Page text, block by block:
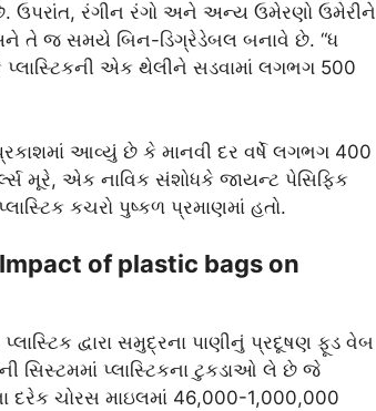
ઉપરાંત, રંગીન રંગો અને અન્ય ઉમેરણો ઉમેરીને
તે જ સમયે બિન-ડિગ્રેડેબલ બનાવે છે. “ધ
એક થેલીને સડવામાં લગભગ 500
આવ્યું છે કે માનવી દર વર્ષે લગભગ 400
મૂરે, એક નાવિક સંશોધકે જાયન્ટ પેસિફિક
કચરો પુષ્કળ પ્રમાણમાં હતો.
Impact of plastic bags on
દ્વારા સમુદ્રના પાણીનું પ્રદૂષણ ફૂડ વેબ
પ્લાસ્ટિકના ટુકડાઓ લે છે જે
દરેક ચોરસ માઇલમાં 46,000-1,000,000